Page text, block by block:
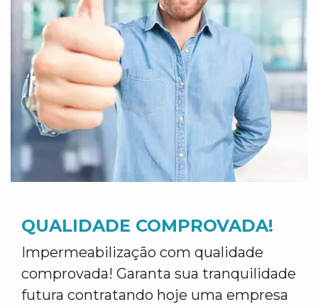
QUALIDADE COMPROVADA!
Impermeabilização com qualidade
comprovada! Garanta sua tranquilidade
futura contratando hoje uma empresa